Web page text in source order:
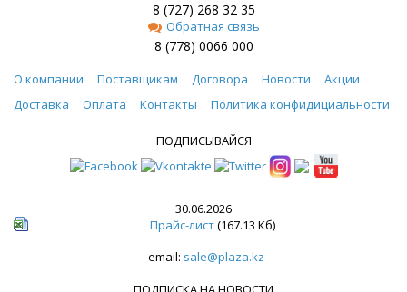
8 (727) 268 32 35
Обратная связь
8 (778) 0066 000
О компании Поставщикам Договора Новости
Акции
Доставка
Оплата Контакты Политика конфидициальности
ПОДПИСЫВАЙСЯ
30.06.2026
Прайс-лист(167.13 Кб)
email: sale@plaza.kz